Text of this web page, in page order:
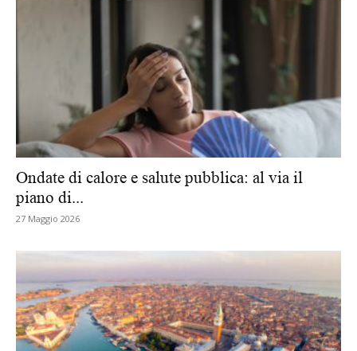
Ondate di calore e salute pubblica: al via il
piano di...
27 Maggio 2026